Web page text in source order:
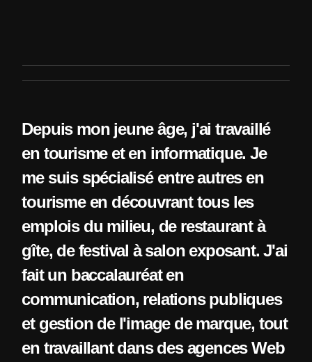
Depuis mon jeune âge, j'ai travaillé
en tourisme et en informatique. Je
me suis spécialisé entre autres en
tourisme en découvrant tous les
emplois du milieu, de restaurant à
gîte, de festival à salon exposant. J'ai
fait un baccalauréat en
communication, relations publiques
et gestion de l'image de marque, tout
en travaillant dans des agences Web